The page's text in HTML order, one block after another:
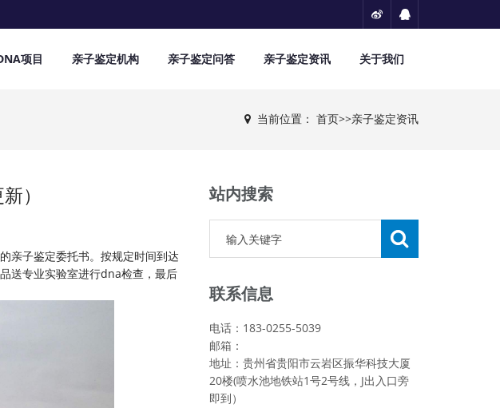
项目 亲子鉴定机构 亲子鉴定问答 亲子鉴定资讯 关于我们
当前位置： 首页>>亲子鉴定资讯
）
亲子鉴定委托书。按规定时间到达
送专业实验室进行dna检查，最后
站内搜索
联系信息
电话：183-0255-5039
邮箱：
地址：贵州省贵阳市云岩区振华科技大厦
20楼(喷水池地铁站1号2号线，J出入口旁
即到）